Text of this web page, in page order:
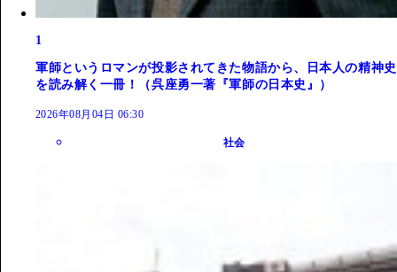
1
軍師というロマンが投影されてきた物語から、日本人の精神史
を読み解く一冊！（呉座勇一著『軍師の日本史』）
2026年08月04日 06:30
社会